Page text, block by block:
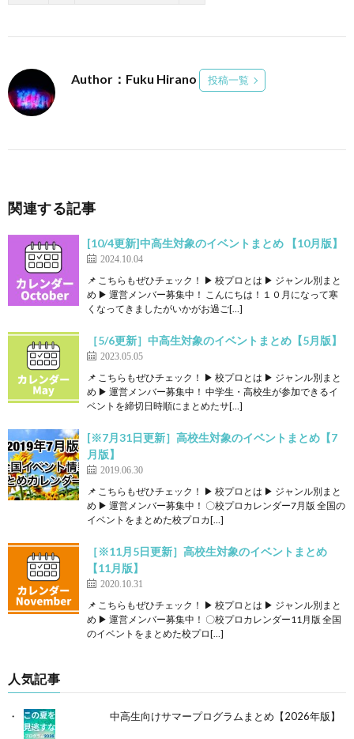
Author：Fuku Hirano 投稿一覧
関連する記事
[10/4更新]中高生対象のイベントまとめ 【10月版】
2024.10.04
📌 こちらもぜひチェック！ ▶ 校プロとは ▶ ジャンル別まと
め ▶ 運営メンバー募集中！ こんにちは！１０月になって寒
くなってきましたがいかがお過ご[…]
［5/6更新］中高生対象のイベントまとめ【5月版】
2023.05.05
📌 こちらもぜひチェック！ ▶ 校プロとは ▶ ジャンル別まと
め ▶ 運営メンバー募集中！ 中学生・高校生が参加できるイ
ベントを締切日時順にまとめたサ[…]
[※7月31日更新］高校生対象のイベントまとめ【7
月版】
2019.06.30
📌 こちらもぜひチェック！ ▶ 校プロとは ▶ ジャンル別まと
め ▶ 運営メンバー募集中！ 〇校プロカレンダー7月版 全国の
イベントをまとめた校プロカ[…]
［※11月5日更新］高校生対象のイベントまとめ
【11月版】
2020.10.31
📌 こちらもぜひチェック！ ▶ 校プロとは ▶ ジャンル別まと
め ▶ 運営メンバー募集中！ 〇校プロカレンダー11月版 全国
のイベントをまとめた校プロ[…]
人気記事
中高生向けサマープログラムまとめ【2026年版】